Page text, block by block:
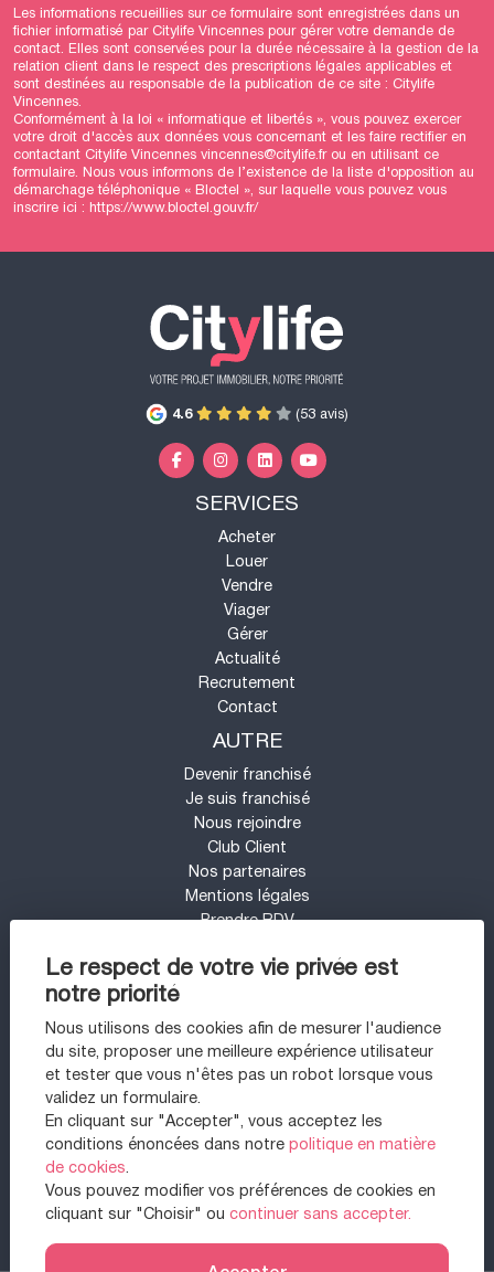
Le respect de votre vie privée est
notre priorité
Nous utilisons des cookies afin de mesurer l'audience
du site, proposer une meilleure expérience utilisateur
et tester que vous n'êtes pas un robot lorsque vous
validez un formulaire.
En cliquant sur "Accepter", vous acceptez les
conditions énoncées dans notrepolitique en matière
de cookies.
Vous pouvez modifier vos préférences de cookies en
cliquant sur "Choisir" ou continuer sans accepter.
Les informations recueillies sur ce formulaire sont enregistrées dans un
fichier informatisé par Citylife Vincennes pour gérer votre demande de
contact. Elles sont conservées pour la durée nécessaire à la gestion de la
relation client dans le respect des prescriptions légales applicables et
sont destinées au responsable de la publication de ce site : Citylife
Vincennes.
Conformément à la loi « informatique et libertés », vous pouvez exercer
votre droit d'accès aux données vous concernant et les faire rectifier en
contactant Citylife Vincennes vincennes@citylife.fr ou en utilisant ce
formulaire. Nous vous informons de l’existence de la liste d'opposition au
démarchage téléphonique « Bloctel », sur laquelle vous pouvez vous
inscrire ici : https://www.bloctel.gouv.fr/
4.6 (53 avis)
SERVICES
Acheter
Louer
Vendre
Viager
Gérer
Actualité
Recrutement
Contact
AUTRE
Devenir franchisé
Je suis franchisé
Nous rejoindre
Club Client
Nos partenaires
Mentions légales
Prendre RDV
Contact
Barème d'honoraires
UN PROJET IMMOBILIER SUR LE SECTEUR
DE VINCENNES ?
Appartement à vendre à Vincennes
Appartement à vendre à Montreuil
Maison à vendre à Chennevières-sur-marne
Maison à vendre à Montreuil
Appartement à vendre à Paris 12ème